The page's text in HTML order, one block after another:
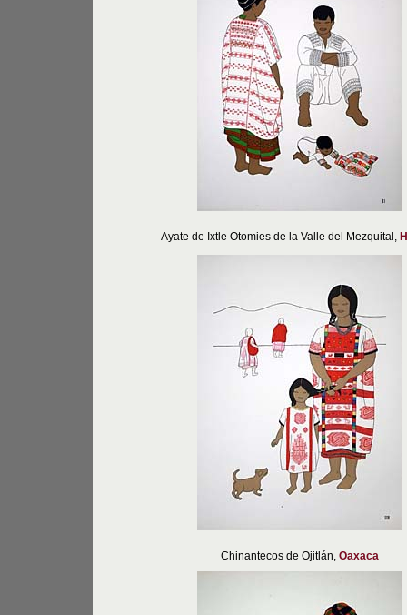
Ayate de Ixtle Otomies de la Valle del Mezquital,
Chinantecos de Ojitlán, Oaxaca